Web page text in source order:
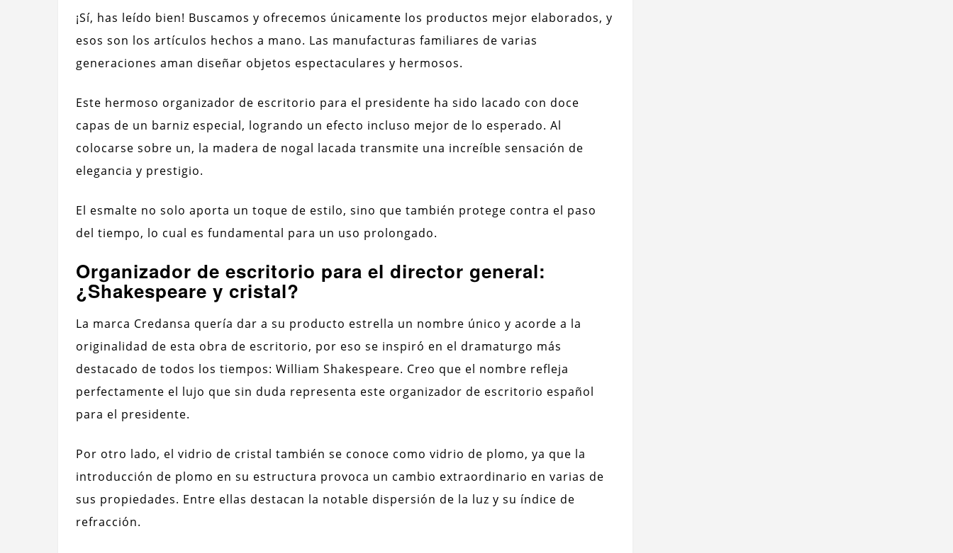
¡Sí, has leído bien! Buscamos y ofrecemos únicamente los productos mejor elaborados, y
esos son los artículos hechos a mano. Las manufacturas familiares de varias
generaciones aman diseñar objetos espectaculares y hermosos.
Este hermoso organizador de escritorio para el presidente ha sido lacado con doce
capas de un barniz especial, logrando un efecto incluso mejor de lo esperado. Al
colocarse sobre un, la madera de nogal lacada transmite una increíble sensación de
elegancia y prestigio.
El esmalte no solo aporta un toque de estilo, sino que también protege contra el paso
del tiempo, lo cual es fundamental para un uso prolongado.
Organizador de escritorio para el director general:
¿Shakespeare y cristal?
La marca Credansa quería dar a su producto estrella un nombre único y acorde a la
originalidad de esta obra de escritorio, por eso se inspiró en el dramaturgo más
destacado de todos los tiempos: William Shakespeare. Creo que el nombre refleja
perfectamente el lujo que sin duda representa este organizador de escritorio español
para el presidente.
Por otro lado, el vidrio de cristal también se conoce como vidrio de plomo, ya que la
introducción de plomo en su estructura provoca un cambio extraordinario en varias de
sus propiedades. Entre ellas destacan la notable dispersión de la luz y su índice de
refracción.